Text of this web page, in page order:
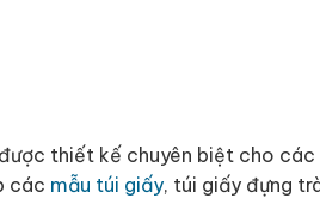
được thiết kế chuyên biệt cho các
các mẫu túi giấy, túi giấy đựng